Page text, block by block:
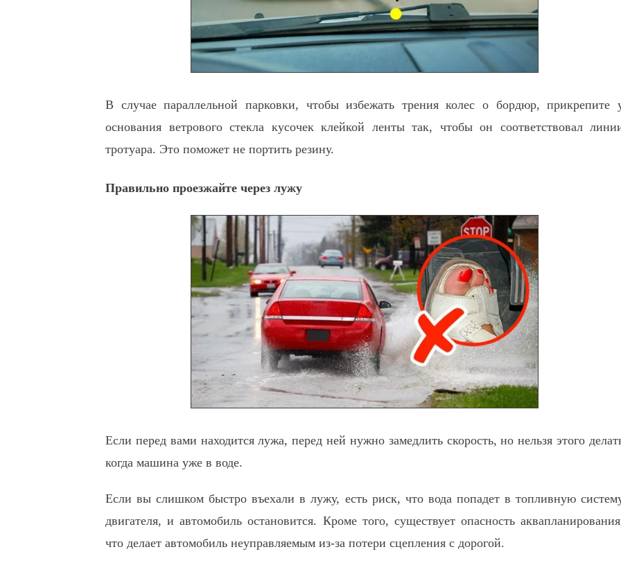
В случае параллельной парковки, чтобы избежать трения колес о бордюр, прикрепите
основания ветрового стекла кусочек клейкой ленты так, чтобы он соответствовал
тротуара. Это поможет не портить резину.
Правильно проезжайте через лужу
Если перед вами находится лужа, перед ней нужно замедлить скорость, но нельзя этого
когда машина уже в воде.
Если вы слишком быстро въехали в лужу, есть риск, что вода попадет в топливную
двигателя, и автомобиль остановится. Кроме того, существует опасность
что делает автомобиль неуправляемым из-за потери сцепления с дорогой.